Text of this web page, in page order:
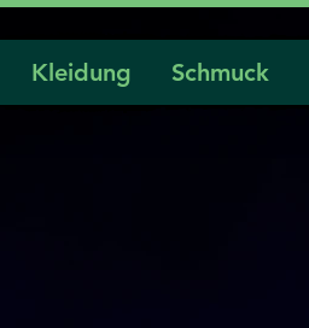
Kleidung Schmuck